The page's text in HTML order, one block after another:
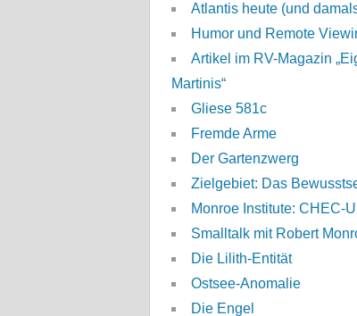
Atlantis heute (und
Humor und Remote
Artikel im RV-Magazin
Martinis“
Gliese 581c
Fremde Arme
Der Gartenzwerg
Zielgebiet: Das
Monroe Institute: CHEC-
Smalltalk mit Robert
Die Lilith-Entität
Ostsee-Anomalie
Die Engel